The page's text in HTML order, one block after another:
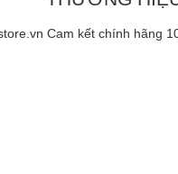
Cam kết chính hãng